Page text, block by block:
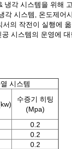
각 시스템을 위해
각 시스템, 온도제어
의 작전이 실행에
시스템의 운영에
시스템
수증기 히팅
(Mpa)
0.2
0.2
0.2